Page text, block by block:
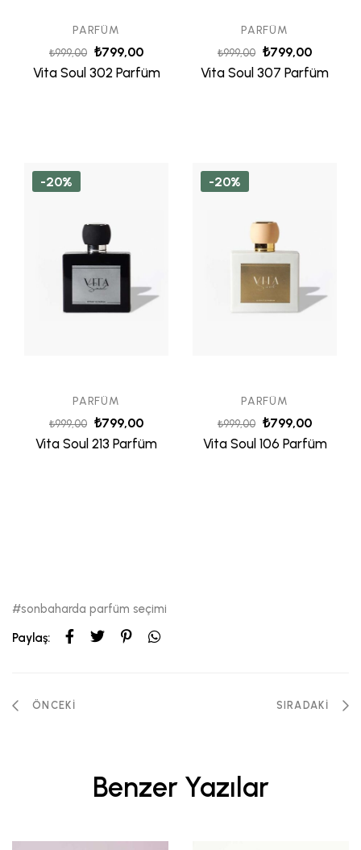
PARFÜM
₺999,00 ₺799,00
Vita Soul 302 Parfüm
PARFÜM
₺999,00 ₺799,00
Vita Soul 307 Parfüm
-20%
PARFÜM
₺999,00 ₺799,00
Vita Soul 213 Parfüm
-20%
PARFÜM
₺999,00 ₺799,00
Vita Soul 106 Parfüm
sonbaharda parfüm seçimi
Paylaş:
ÖNCEKI SIRADAKI
Benzer Yazılar